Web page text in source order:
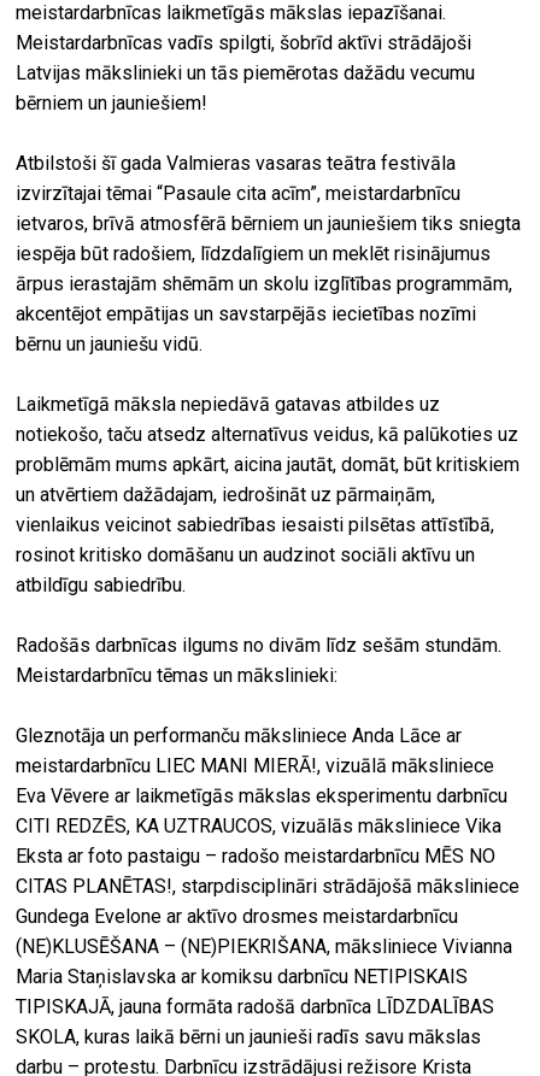
meistardarbnīcas laikmetīgās mākslas iepazīšanai.
Meistardarbnīcas vadīs spilgti, šobrīd aktīvi strādājoši
Latvijas mākslinieki un tās piemērotas dažādu vecumu
bērniem un jauniešiem!
Atbilstoši šī gada Valmieras vasaras teātra festivāla
izvirzītajai tēmai “Pasaule cita acīm”, meistardarbnīcu
ietvaros, brīvā atmosfērā bērniem un jauniešiem tiks sniegta
iespēja būt radošiem, līdzdalīgiem un meklēt risinājumus
ārpus ierastajām shēmām un skolu izglītības programmām,
akcentējot empātijas un savstarpējās iecietības nozīmi
bērnu un jauniešu vidū.
Laikmetīgā māksla nepiedāvā gatavas atbildes uz
notiekošo, taču atsedz alternatīvus veidus, kā palūkoties uz
problēmām mums apkārt, aicina jautāt, domāt, būt kritiskiem
un atvērtiem dažādajam, iedrošināt uz pārmaiņām,
vienlaikus veicinot sabiedrības iesaisti pilsētas attīstībā,
rosinot kritisko domāšanu un audzinot sociāli aktīvu un
atbildīgu sabiedrību.
Radošās darbnīcas ilgums no divām līdz sešām stundām.
Meistardarbnīcu tēmas un mākslinieki:
Gleznotāja un performanču māksliniece Anda Lāce ar
meistardarbnīcu LIEC MANI MIERĀ!, vizuālā māksliniece
Eva Vēvere ar laikmetīgās mākslas eksperimentu darbnīcu
CITI REDZĒS, KA UZTRAUCOS, vizuālās māksliniece Vika
Eksta ar foto pastaigu – radošo meistardarbnīcu MĒS NO
CITAS PLANĒTAS!, starpdisciplināri strādājošā māksliniece
Gundega Evelone ar aktīvo drosmes meistardarbnīcu
(NE)KLUSĒŠANA – (NE)PIEKRIŠANA, māksliniece Vivianna
Maria Staņislavska ar komiksu darbnīcu NETIPISKAIS
TIPISKAJĀ, jauna formāta radošā darbnīca LĪDZDALĪBAS
SKOLA, kuras laikā bērni un jaunieši radīs savu mākslas
darbu – protestu. Darbnīcu izstrādājusi režisore Krista